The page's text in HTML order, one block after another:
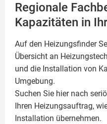
Regionale
Kapazitäten in
Auf den Heizungsfinder
Übersicht an
und die Installation von
Umgebung.
Suchen Sie hier nach
Ihren Heizungsauftrag,
Installation übernehmen.